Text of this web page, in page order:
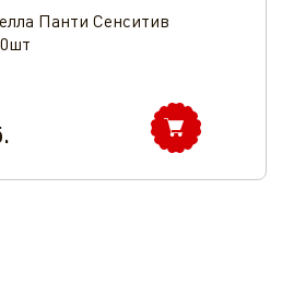
Панти Сенситив